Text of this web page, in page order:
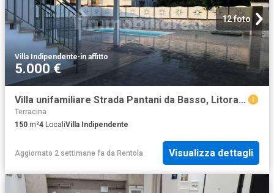
12 foto
Villa Indipendente·in affitto
5.000 €
Villa unifamiliare Strada Pantani da Basso, Litoranea Terracina San Felice, Terracina
Terracina
150 m²4 LocaliVilla Indipendente
Aggiornato 2 settimane fa da Rentola Visualizza dettagli